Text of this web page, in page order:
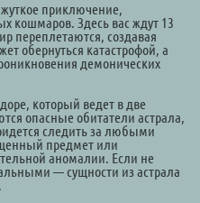
приключение,
кошмаров. Здесь вас ждут 13
переплетаются, создавая
обернуться катастрофой, а
демонических
который ведет в две
опасные обитатели астрала,
следить за любыми
предмет или
аномалии. Если не
— сущности из астрала